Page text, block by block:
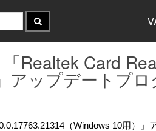
Realtek Card
アップデートプロ
（Windows 10用）」